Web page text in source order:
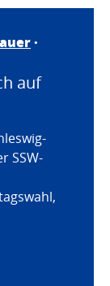
·
auf
SSW-